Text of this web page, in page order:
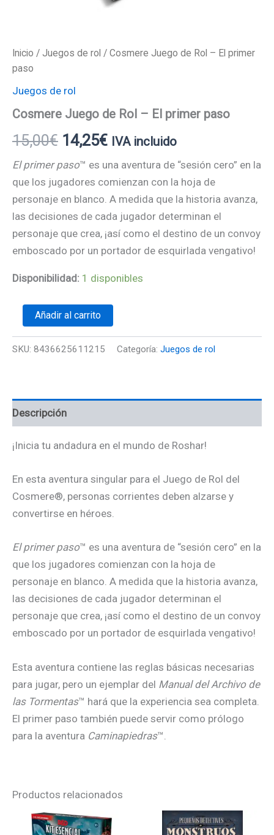
Inicio / Juegos de rol / Cosmere Juego de Rol – El primer
paso
Juegos de rol
Cosmere Juego de Rol – El primer paso
15,00€ 14,25€ IVA incluido
El primer paso™ es una aventura de “sesión cero” en la
que los jugadores comienzan con la hoja de
personaje en blanco. A medida que la historia avanza,
las decisiones de cada jugador determinan el
personaje que crea, ¡así como el destino de un convoy
emboscado por un portador de esquirlada vengativo!
Disponibilidad: 1 disponibles
Añadir al carrito
SKU: 8436625611215 Categoría: Juegos de rol
Descripción
¡Inicia tu andadura en el mundo de Roshar!
En esta aventura singular para el Juego de Rol del
Cosmere®, personas corrientes deben alzarse y
convertirse en héroes.
El primer paso™ es una aventura de “sesión cero” en la
que los jugadores comienzan con la hoja de
personaje en blanco. A medida que la historia avanza,
las decisiones de cada jugador determinan el
personaje que crea, ¡así como el destino de un convoy
emboscado por un portador de esquirlada vengativo!
Esta aventura contiene las reglas básicas necesarias
para jugar, pero un ejemplar del Manual del Archivo de
las Tormentas™ hará que la experiencia sea completa.
El primer paso también puede servir como prólogo
para la aventura Caminapiedras™.
Productos relacionados